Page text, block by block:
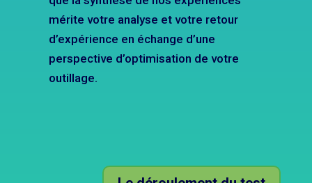
mérite votre analyse et votre retour
d’expérience en échange d’une
perspective d’optimisation de votre
outillage.